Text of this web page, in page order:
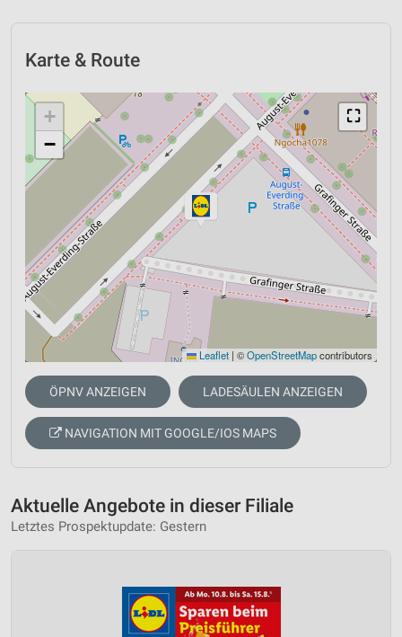
Karte & Route
⛶
+
−
Leaflet | ©OpenStreetMapcontributors
ÖPNV ANZEIGEN LADESÄULEN ANZEIGEN
NAVIGATION MIT GOOGLE/IOS MAPS
Aktuelle Angebote in dieser Filiale
Letztes Prospektupdate: Gestern